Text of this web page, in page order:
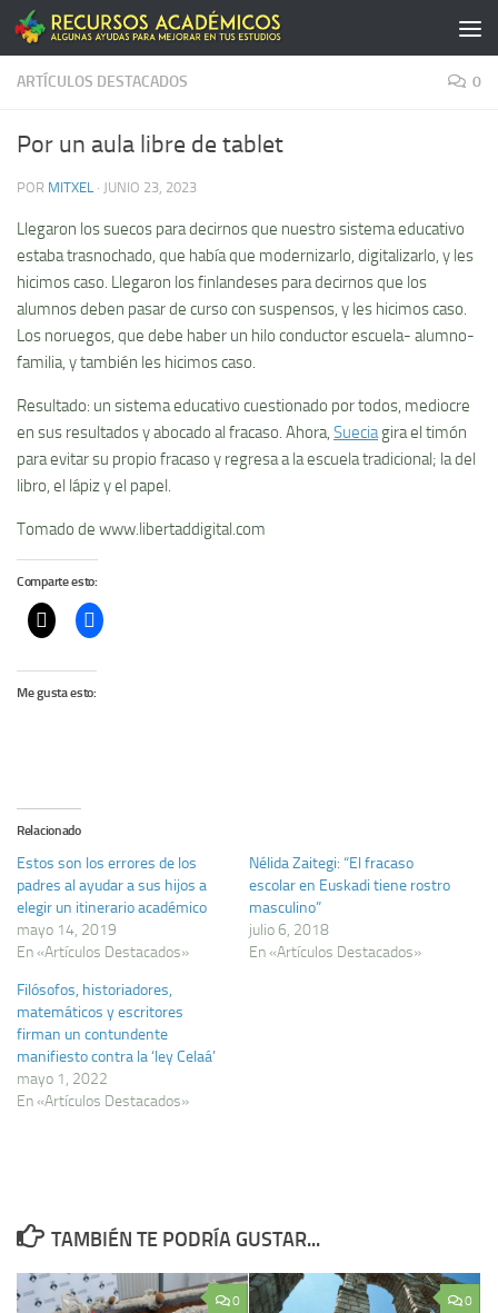
Saltar al contenido
ARTÍCULOS DESTACADOS 0
Por un aula libre de tablet
POR MITXEL · JUNIO 23, 2023
Llegaron los suecos para decirnos que nuestro sistema educativo
estaba trasnochado, que había que modernizarlo, digitalizarlo, y les
hicimos caso. Llegaron los finlandeses para decirnos que los
alumnos deben pasar de curso con suspensos, y les hicimos caso.
Los noruegos, que debe haber un hilo conductor escuela- alumno-
familia, y también les hicimos caso.
Resultado: un sistema educativo cuestionado por todos, mediocre
en sus resultados y abocado al fracaso. Ahora, Sueciagira el timón
para evitar su propio fracaso y regresa a la escuela tradicional; la del
libro, el lápiz y el papel.
Tomado de www.libertaddigital.com
Comparte esto:
Me gusta esto:
Relacionado
Estos son los errores de los
padres al ayudar a sus hijos a
elegir un itinerario académico
mayo 14, 2019
En «Artículos Destacados»
Nélida Zaitegi: “El fracaso
escolar en Euskadi tiene rostro
masculino”
julio 6, 2018
En «Artículos Destacados»
Filósofos, historiadores,
matemáticos y escritores
firman un contundente
manifiesto contra la ‘ley Celaá’
mayo 1, 2022
En «Artículos Destacados»
TAMBIÉN TE PODRÍA GUSTAR...
0 0